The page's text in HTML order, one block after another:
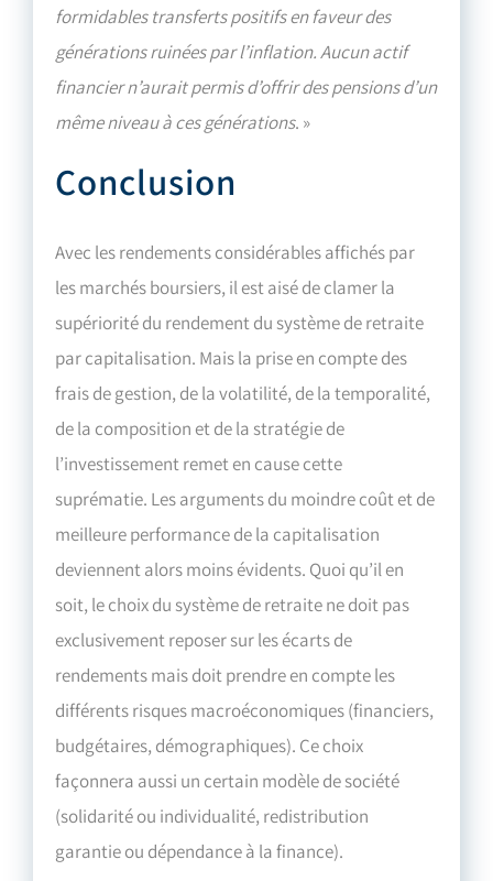
formidables transferts positifs en faveur des
générations ruinées par l’inflation. Aucun actif
financier n’aurait permis d’offrir des pensions d’un
même niveau à ces générations. »
Conclusion
Avec les rendements considérables affichés par
les marchés boursiers, il est aisé de clamer la
supériorité du rendement du système de retraite
par capitalisation. Mais la prise en compte des
frais de gestion, de la volatilité, de la temporalité,
de la composition et de la stratégie de
l’investissement remet en cause cette
suprématie. Les arguments du moindre coût et de
meilleure performance de la capitalisation
deviennent alors moins évidents. Quoi qu’il en
soit, le choix du système de retraite ne doit pas
exclusivement reposer sur les écarts de
rendements mais doit prendre en compte les
différents risques macroéconomiques (financiers,
budgétaires, démographiques). Ce choix
façonnera aussi un certain modèle de société
(solidarité ou individualité, redistribution
garantie ou dépendance à la finance).